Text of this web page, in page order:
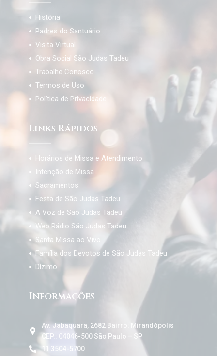
História
Padres do Santuário
Visita Virtual
Obra Social São Judas Tadeu
Trabalhe Conosco
Termos de Uso
Política de Privacidade
Links Rápidos
Horários de Missa e Atendimento
Intenção de Missa
Sacramentos
Festa de São Judas Tadeu
A Voz de São Judas Tadeu
Web Rádio São Judas Tadeu
Santa Missa ao Vivo
Família dos Devotos de São Judas Tadeu
Dízimo
Informações
Av. Jabaquara, 2682 Bairro: Mirandópolis
CEP.: 04046-500 São Paulo – SP
11 3504-5700